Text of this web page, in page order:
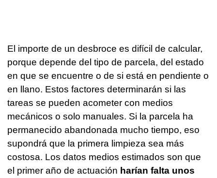
El importe de un desbroce es difícil de calcular,
porque depende del tipo de parcela, del estado
en que se encuentre o de si está en pendiente o
en llano. Estos factores determinarán si las
tareas se pueden acometer con medios
mecánicos o solo manuales. Si la parcela ha
permanecido abandonada mucho tiempo, eso
supondrá que la primera limpieza sea más
costosa. Los datos medios estimados son que
el primer año de actuación harían falta unos